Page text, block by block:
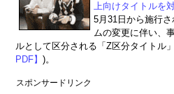
上向けタイトルを
5月31日から施行
ムの変更に伴い、
ルとして区分される「Z区分タイトル
PDF】 )。
スポンサードリンク